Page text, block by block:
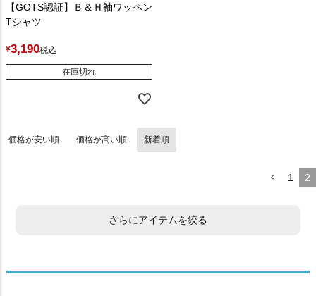
【GOTS認証】Ｂ＆Ｈ袖ワッペン
Tシャツ
¥3,190税込
在庫切れ
価格が安い順 価格が高い順 新着順
1 2
さらにアイテムを絞る